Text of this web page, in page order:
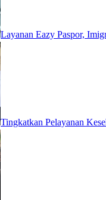
Layanan Eazy Paspor,
Tingkatkan Pelayanan